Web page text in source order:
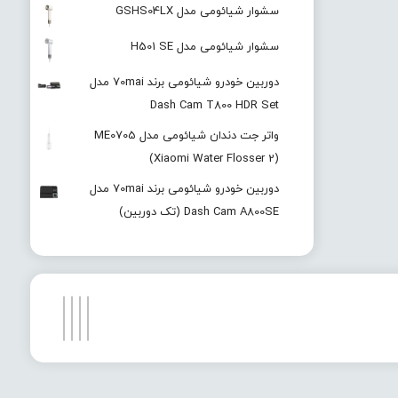
سشوار شیائومی مدل GSHS04LX
سشوار شیائومی مدل H501 SE
دوربین خودرو شیائومی برند 70mai مدل
Dash Cam T800 HDR Set
واتر جت دندان شیائومی مدل ME0705
(Xiaomi Water Flosser 2)
دوربین خودرو شیائومی برند 70mai مدل
Dash Cam A800SE (تک دوربین)